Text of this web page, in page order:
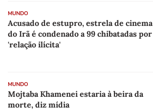
MUNDO
Acusado de estupro, estrela de cinema
do Irã é condenado a 99 chibatadas por
'relação ilícita'
MUNDO
Mojtaba Khamenei estaria à beira da
morte, diz mídia